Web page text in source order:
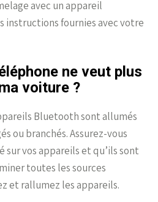
avec un appareil
instructions fournies avec votre
ne veut plus
voiture ?
Bluetooth sont allumés
ou branchés. Assurez-vous
vos appareils et qu’ils sont
toutes les sources
et rallumez les appareils.